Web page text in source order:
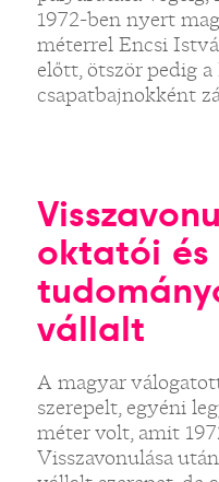
1972-ben nyert
méterrel Encsi
előtt, ötször pedig a
csapatbajnokként
oktatói és
vállalt
A magyar
szerepelt, egyéni
méter volt, amit
Visszavonulása